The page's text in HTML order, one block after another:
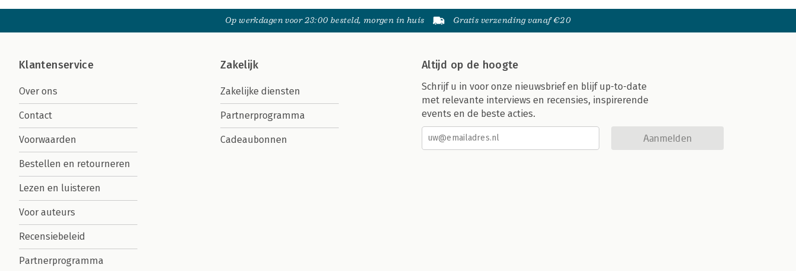
Op werkdagen voor 23:00 besteld, morgen in huis Gratis verzending vanaf €20
Klantenservice
Over ons
Contact
Voorwaarden
Bestellen en retourneren
Lezen en luisteren
Voor auteurs
Recensiebeleid
Partnerprogramma
Zakelijk
Zakelijke diensten
Partnerprogramma
Cadeaubonnen
Altijd op de hoogte
Schrijf u in voor onze nieuwsbrief en blijf up-to-date
met relevante interviews en recensies, inspirerende
events en de beste acties.
Aanmelden